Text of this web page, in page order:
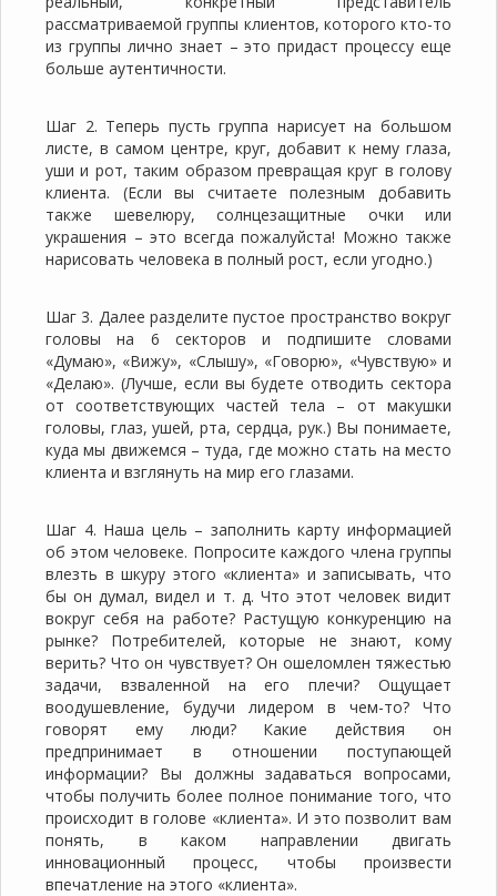
рассматриваемой группы клиентов, которого кто-то
из группы лично знает – это придаст процессу еще
больше аутентичности.
Шаг 2. Теперь пусть группа нарисует на большом
листе, в самом центре, круг, добавит к нему глаза,
уши и рот, таким образом превращая круг в голову
клиента. (Если вы считаете полезным добавить
также шевелюру, солнцезащитные очки или
украшения – это всегда пожалуйста! Можно также
нарисовать человека в полный рост, если угодно.)
Шаг 3. Далее разделите пустое пространство вокруг
головы на 6 секторов и подпишите словами
«Думаю», «Вижу», «Слышу», «Говорю», «Чувствую» и
«Делаю». (Лучше, если вы будете отводить сектора
от соответствующих частей тела – от макушки
головы, глаз, ушей, рта, сердца, рук.) Вы понимаете,
куда мы движемся – туда, где можно стать на место
клиента и взглянуть на мир его глазами.
Шаг 4. Наша цель – заполнить карту информацией
об этом человеке. Попросите каждого члена группы
влезть в шкуру этого «клиента» и записывать, что
бы он думал, видел и т. д. Что этот человек видит
вокруг себя на работе? Растущую конкуренцию на
рынке? Потребителей, которые не знают, кому
верить? Что он чувствует? Он ошеломлен тяжестью
задачи, взваленной на его плечи? Ощущает
воодушевление, будучи лидером в чем-то? Что
говорят ему люди? Какие действия он
предпринимает в отношении поступающей
информации? Вы должны задаваться вопросами,
чтобы получить более полное понимание того, что
происходит в голове «клиента». И это позволит вам
понять, в каком направлении двигать
инновационный процесс, чтобы произвести
впечатление на этого «клиента».